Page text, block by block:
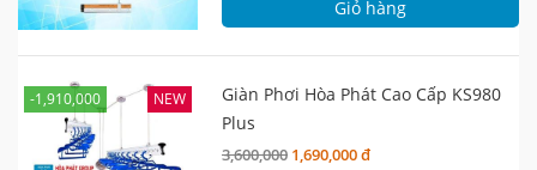
Giỏ hàng
NEW
-1,910,000
Giàn Phơi Hòa Phát Cao Cấp KS980
Plus
3,600,000 1,690,000 đ